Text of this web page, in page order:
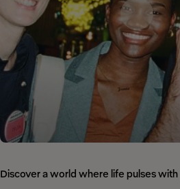
Discover a world where life pulses with